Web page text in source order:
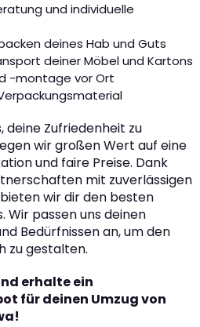
und individuelle
deines Hab und Guts
deiner Möbel und Kartons
-montage vor Ort
deine Zufriedenheit zu
wir großen Wert auf eine
und faire Preise. Dank
mit zuverlässigen
wir dir den besten
Wir passen uns deinen
Bedürfnissen an, um den
zu gestalten.
erhalte ein
für deinen Umzug von